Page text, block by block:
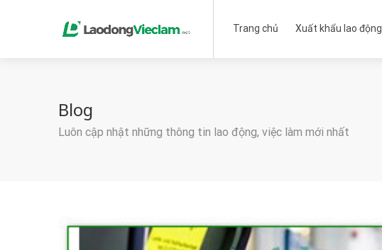
Trang chủ Xuất khẩu lao động
Blog
Luôn cập nhật những thông tin lao động, việc làm mới nhất